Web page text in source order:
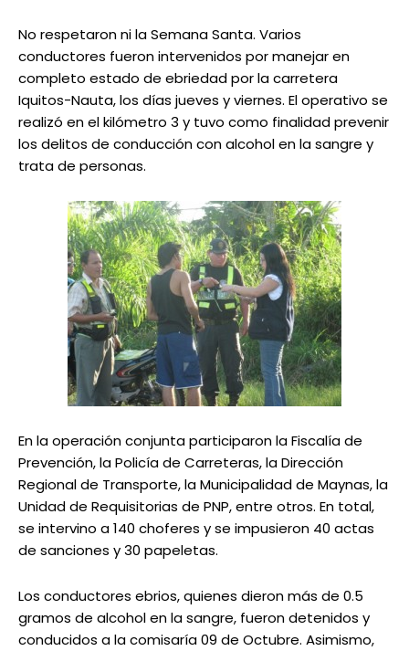
No respetaron ni la Semana Santa. Varios
conductores fueron intervenidos por manejar en
completo estado de ebriedad por la carretera
Iquitos-Nauta, los días jueves y viernes. El operativo se
realizó en el kilómetro 3 y tuvo como finalidad prevenir
los delitos de conducción con alcohol en la sangre y
trata de personas.
En la operación conjunta participaron la Fiscalía de
Prevención, la Policía de Carreteras, la Dirección
Regional de Transporte, la Municipalidad de Maynas, la
Unidad de Requisitorias de PNP, entre otros. En total,
se intervino a 140 choferes y se impusieron 40 actas
de sanciones y 30 papeletas.
Los conductores ebrios, quienes dieron más de 0.5
gramos de alcohol en la sangre, fueron detenidos y
conducidos a la comisaría 09 de Octubre. Asimismo,